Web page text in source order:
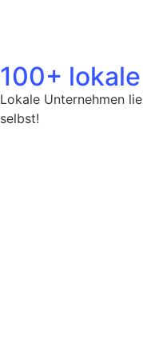
100+
Lokale Unternehmen
selbst!